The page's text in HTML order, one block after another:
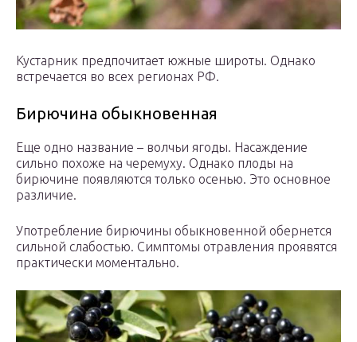
Кустарник предпочитает южные широты. Однако
встречается во всех регионах РФ.
Бирючина обыкновенная
Еще одно название – волчьи ягоды. Насаждение
сильно похоже на черемуху. Однако плоды на
бирючине появляются только осенью. Это основное
различие.
Употребление бирючины обыкновенной обернется
сильной слабостью. Симптомы отравления проявятся
практически моментально.